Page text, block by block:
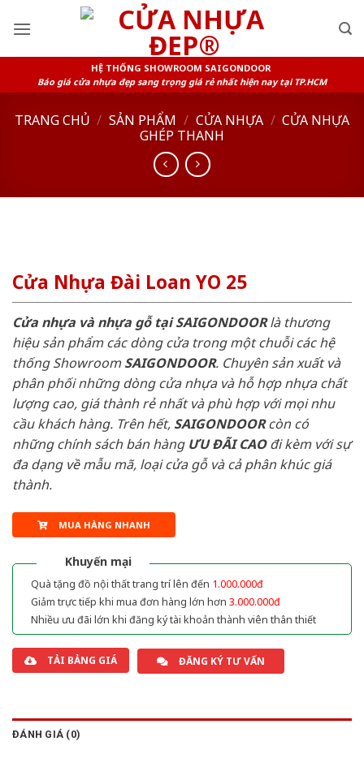
HỆ THỐNG SHOWROOM SAIGONDOOR
Báo giá cửa nhựa đẹp sang trọng giá rẻ nhất hiện nay tại TP.HCM
TRANG CHỦ / SẢN PHẨM / CỬA NHỰA / CỬA NHỰA
GHÉP THANH
Cửa Nhựa Đài Loan YO 25
Cửa nhựa và nhựa gỗ tại SAIGONDOORlà thương
hiệu sản phẩm các dòng cửa trong một chuỗi các hệ
thống ShowroomSAIGONDOOR. Chuyên sản xuất và
phân phối những dòng cửa nhựa và hỗ hợp nhựa chất
lượng cao, giá thành rẻ nhất và phù hợp với mọi nhu
cầu khách hàng. Trên hết, SAIGONDOORcòn có
những chính sách bán hàng ƯU ĐÃI CAOđi kèm với sự
đa dạng về mẫu mã, loại cửa gỗ và cả phân khúc giá
thành.
MUA HÀNG NHANH
Khuyến mại
Quà tặng đồ nội thất trang trí lên đến 1.000.000đ
Giảm trực tiếp khi mua đơn hàng lớn hơn 3.000.000đ
Nhiều ưu đãi lớn khi đăng ký tài khoản thành viên thân thiết
TẢI BẢNG GIÁ ĐĂNG KÝ TƯ VẤN
ĐÁNH GIÁ (0)